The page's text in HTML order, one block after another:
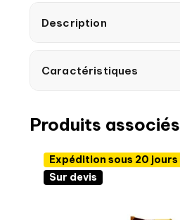
Description
Caractéristiques
Produits associés
Expédition sous 20 jours
Sur devis